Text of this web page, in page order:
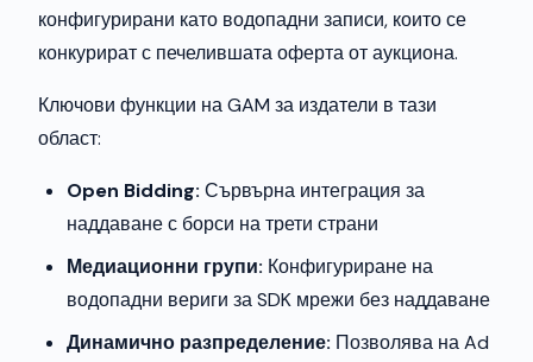
конфигурирани като водопадни записи, които се
конкурират с печелившата оферта от аукциона.
Ключови функции на GAM за издатели в тази
област:
Open Bidding: Сървърна интеграция за
наддаване с борси на трети страни
Медиационни групи: Конфигуриране на
водопадни вериги за SDK мрежи без наддаване
Динамично разпределение: Позволява на Ad